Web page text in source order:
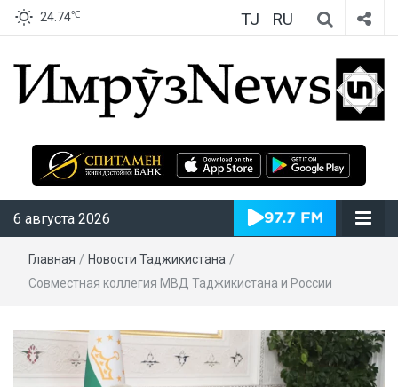
24.74℃ TJ RU
ИмрӯзNews
6 августа 2026
Главная / Новости Таджикистана /
Совместная коллегия МВД Таджикистана и России